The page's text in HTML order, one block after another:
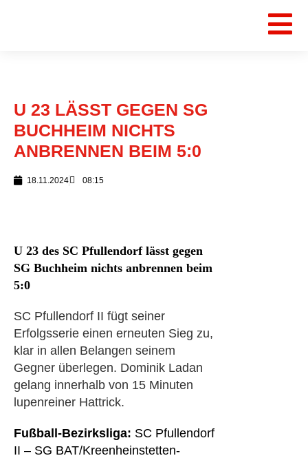
U 23 LÄSST GEGEN SG
BUCHHEIM NICHTS
ANBRENNEN BEIM 5:0
18.11.2024 08:15
U 23 des SC Pfullendorf lässt gegen
SG Buchheim nichts anbrennen beim
5:0
SC Pfullendorf II fügt seiner
Erfolgsserie einen erneuten Sieg zu,
klar in allen Belangen seinem
Gegner überlegen. Dominik Ladan
gelang innerhalb von 15 Minuten
lupenreiner Hattrick.
Fußball-Bezirksliga: SC Pfullendorf
II – SG BAT/Kreenheinstetten-